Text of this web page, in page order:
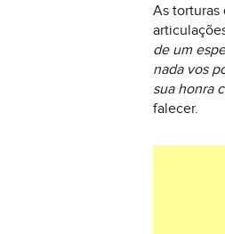
As torturas
de um
nada vos
sua honra
falecer.